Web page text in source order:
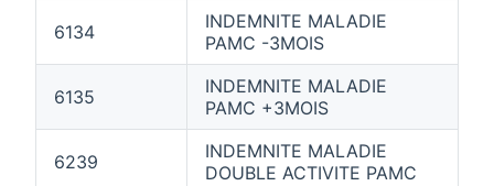
6134
INDEMNITE MALADIE
PAMC -3MOIS
6135
INDEMNITE MALADIE
PAMC +3MOIS
6239
INDEMNITE MALADIE
DOUBLE ACTIVITE PAMC